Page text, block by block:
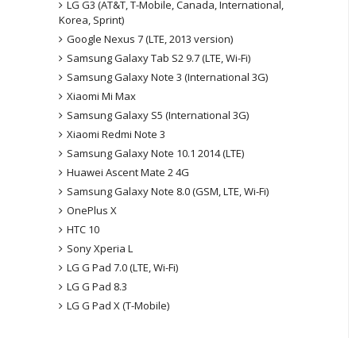
LG G3 (AT&T, T-Mobile, Canada, International,
Korea, Sprint)
Google Nexus 7 (LTE, 2013 version)
Samsung Galaxy Tab S2 9.7 (LTE, Wi-Fi)
Samsung Galaxy Note 3 (International 3G)
Xiaomi Mi Max
Samsung Galaxy S5 (International 3G)
Xiaomi Redmi Note 3
Samsung Galaxy Note 10.1 2014 (LTE)
Huawei Ascent Mate 2 4G
Samsung Galaxy Note 8.0 (GSM, LTE, Wi-Fi)
OnePlus X
HTC 10
Sony Xperia L
LG G Pad 7.0 (LTE, Wi-Fi)
LG G Pad 8.3
LG G Pad X (T-Mobile)